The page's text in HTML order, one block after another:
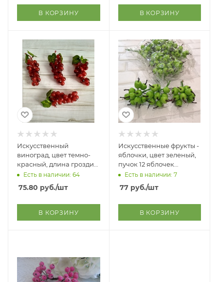
В КОРЗИНУ В КОРЗИНУ
Искусственный
виноград, цвет темно-
красный, длина грозди
13 см (диаметр ягодки 1,5
Есть в наличии: 64
75.80 руб./шт
В КОРЗИНУ
Искусственные фрукты -
яблочки, цвет зеленый,
пучок 12 яблочек
(диаметр 2 см)
Есть в наличии: 7
77руб./шт
В КОРЗИНУ